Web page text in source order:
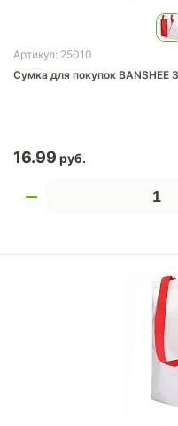
Артикул: 25010
Сумка для покупок BANSHEE
16.99